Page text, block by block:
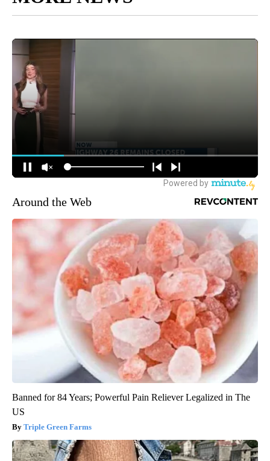
Around the Web
Banned for 84 Years; Powerful Pain Reliever Legalized in The
US
Triple Green Farms